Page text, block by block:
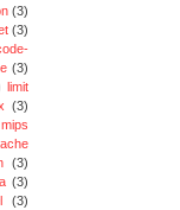
(3)
(3)
(3)
limit
(3)
mips
(3)
(3)
(3)